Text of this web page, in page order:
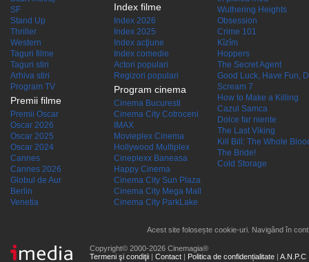
SF
Stand Up
Thriller
Western
Taguri filme
Taguri stiri
Arhiva stiri
Program TV
Premii filme
Premii Oscar
Oscar 2026
Oscar 2025
Oscar 2024
Cannes
Cannes 2026
Globul de Aur
Berlin
Venetia
Index filme
Index 2026
Index 2025
Index acţiune
Index comedie
Actori populari
Regizori populari
Program cinema
Cinema Bucuresti
Cinema City Cotroceni
IMAX
Movieplex Cinema
Hollywood Multiplex
Cineplexx Baneasa
Happy Cinema
Cinema City Sun Plaza
Cinema City Mega Mall
Cinema City ParkLake
Wuthering Heights
Obsession
Crime 101
Kîzîm
Hoppers
The Secret Agent
Good Luck, Have Fun,
Scream 7
How to Make a Killing
Cazul Samca
Dolce far niente
The Last Viking
Kill Bill: The Whole
The Bride!
Cold Storage
Acest site folosește cookie-uri. Navigând în
Copyright© 2000-2026 Cinemagia®
Termeni şi condiţii | Contact | Politica de confidențialitate | A.N.P.C